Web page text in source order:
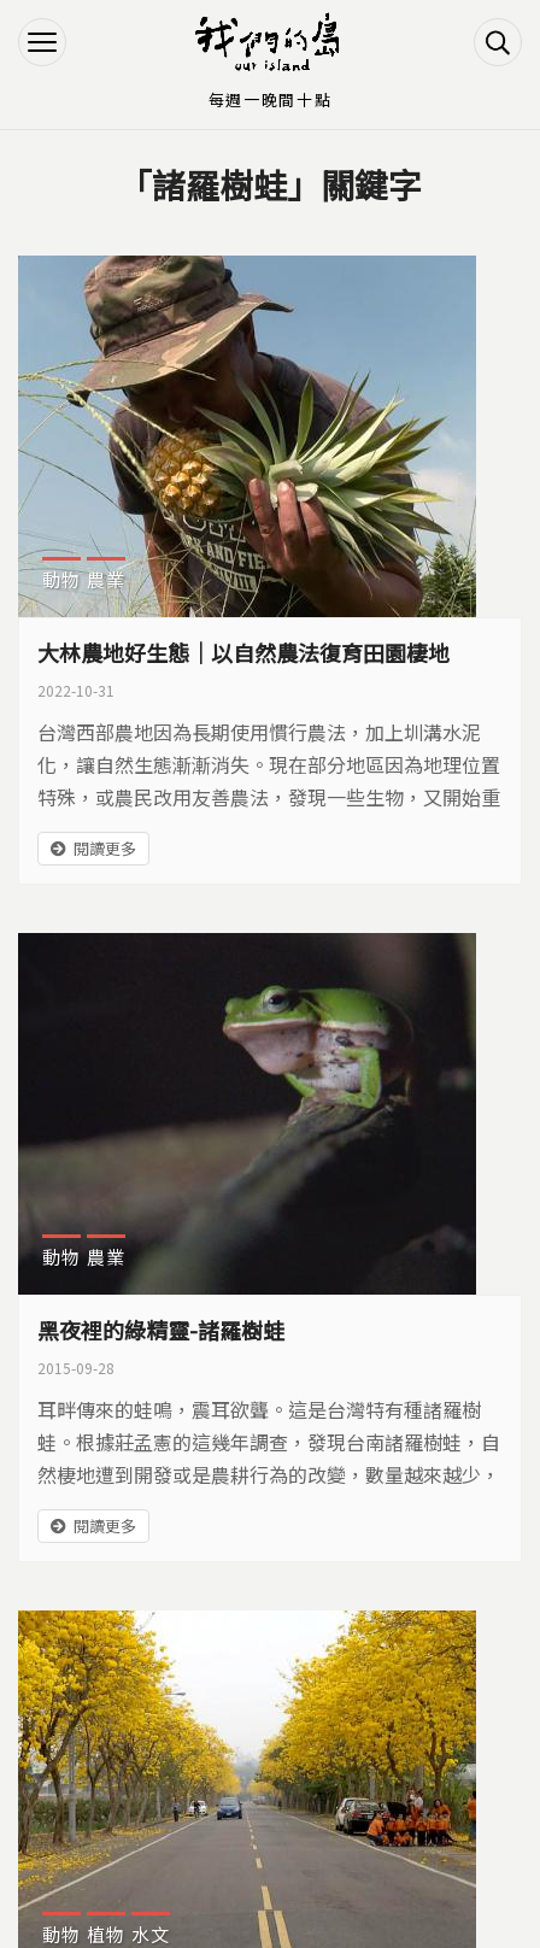
Jump to Navigation
Jump to Main content
「諸羅樹蛙」關鍵字
動物 農業
大林農地好生態｜以自然農法復育田園棲地
2022-10-31
台灣西部農地因為長期使用慣行農法，加上圳溝水泥
化，讓自然生態漸漸消失。現在部分地區因為地理位置
特殊，或農民改用友善農法，發現一些生物，又開始重
返農地。
閱讀更多
動物 農業
黑夜裡的綠精靈-諸羅樹蛙
2015-09-28
耳畔傳來的蛙鳴，震耳欲聾。這是台灣特有種諸羅樹
蛙。根據莊孟憲的這幾年調查，發現台南諸羅樹蛙，自
然棲地遭到開發或是農耕行為的改變，數量越來越少，
三崁店糖廠是少數諸羅樹蛙蛙況還不錯的地方...
閱讀更多
動物 植物 水文
每週一晚間十點